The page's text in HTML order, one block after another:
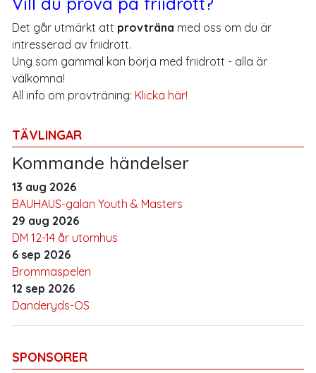
Det går utmärkt att provträna med oss om du är
intresserad av friidrott.
Ung som gammal kan börja med friidrott - alla är
välkomna!
All info om provträning: Klicka här!
TÄVLINGAR
Kommande händelser
13 aug 2026
BAUHAUS-galan Youth & Masters
29 aug 2026
DM 12-14 år utomhus
6 sep 2026
Brommaspelen
12 sep 2026
Danderyds-OS
SPONSORER